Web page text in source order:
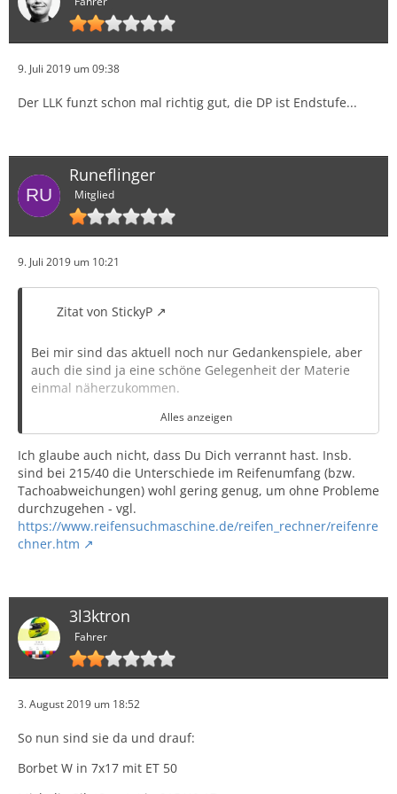
9. Juli 2019 um 09:38
Der LLK funzt schon mal richtig gut, die DP ist Endstufe...
Runeflinger
Mitglied
9. Juli 2019 um 10:21
Zitat von StickyP
Bei mir sind das aktuell noch nur Gedankenspiele, aber
auch die sind ja eine schöne Gelegenheit der Materie
einmal näherzukommen.
Ich bin gerade bei den Borbet W 7j 17 Zoll mit ET 50
gelandet, weil die, wenn ich das Gutachten (Link als
pdf)
richtig verstanden habe...
* keinerlei Modikfikationen oder Abnahmen erfordern
* auch nicht mit 215er Reifen (anders als die Borbet Y
* günstig sind
* leicht sind (8,5 kg laut
https://www.onlineraeder.de/felgengalerie/…
* gut aussehen, siehe Anhang (Bild geklaut von
iert=empfehlung
- leider nur als 16er gefunden)
Alles anzeigen
Ich glaube auch nicht, dass Du Dich verrannt hast. Insb.
sind bei 215/40 die Unterschiede im Reifenumfang (bzw.
Tachoabweichungen) wohl gering genug, um ohne Probleme
durchzugehen - vgl.
https://www.reifensuchmaschine.de/reifen_rechner/reifenre
chner.htm
3l3ktron
Fahrer
3. August 2019 um 18:52
So nun sind sie da und drauf:
Borbet W in 7x17 mit ET 50